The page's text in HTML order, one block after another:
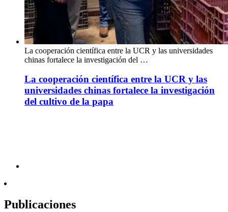
La cooperación científica entre la UCR y las universidades
chinas fortalece la investigación del …
La cooperación científica entre la UCR y las
universidades chinas fortalece la investigación
del cultivo de la papa
Publicaciones